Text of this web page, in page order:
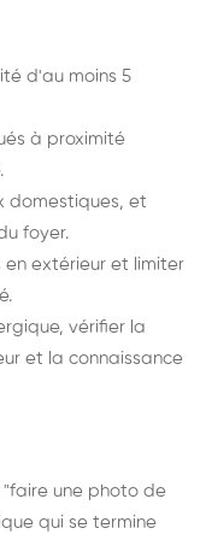
d'au moins 5
à proximité
domestiques, et
foyer.
en extérieur et limiter
vérifier la
et la connaissance
une photo de
qui se termine